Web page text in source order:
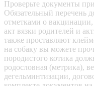
Проверьте документы
Обязательный перечень
отметками о
акт вязки родителей и
также проставляют
на собаку вы можете
породистого котика
родословная (метрика),
дегельминтизации,